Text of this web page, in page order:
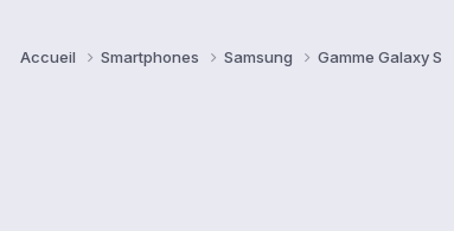
Accueil Smartphones Samsung Gamme Galaxy S